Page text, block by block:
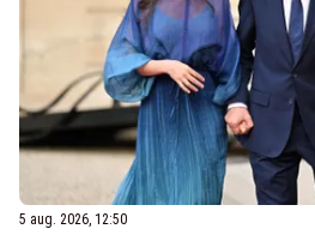
5 aug. 2026, 12:50